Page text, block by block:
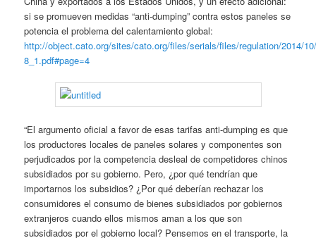
si se promueven medidas “anti-dumping” contra estos paneles se
potencia el problema del calentamiento global:
http://object.cato.org/sites/cato.org/files/serials/files/regulation/2014/
8_1.pdf#page=4
“El argumento oficial a favor de esas tarifas anti-dumping es que
los productores locales de paneles solares y componentes son
perjudicados por la competencia desleal de competidores chinos
subsidiados por su gobierno. Pero, ¿por qué tendrían que
importarnos los subsidios? ¿Por qué deberían rechazar los
consumidores el consumo de bienes subsidiados por gobiernos
extranjeros cuando ellos mismos aman a los que son
subsidiados por el gobierno local? Pensemos en el transporte, la